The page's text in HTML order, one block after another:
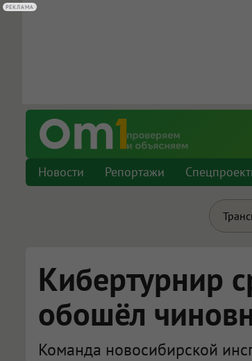
РЕКЛАМА
Новости Репортажи
Кибертурнир
обошёл
Команда новосибирской
РЕКЛАМА